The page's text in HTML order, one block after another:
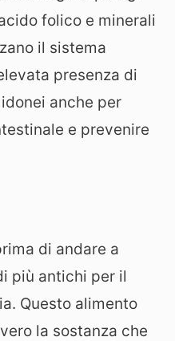
folico e minerali
il sistema
presenza di
anche per
e prevenire
di andare a
più antichi per il
Questo alimento
la sostanza che